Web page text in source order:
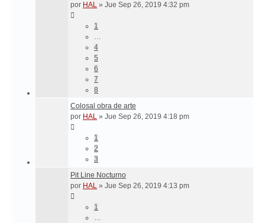
por HAL » Jue Sep 26, 2019 4:32 pm
1
…
4
5
6
7
8
Colosal obra de arte
por HAL » Jue Sep 26, 2019 4:18 pm
1
2
3
Pit Line Nocturno
por HAL » Jue Sep 26, 2019 4:13 pm
1
…